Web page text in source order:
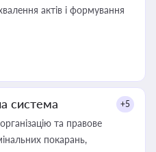
актів і формування
система +5
та правове
покарань,